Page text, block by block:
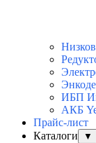
ИБП
АКБ
Прайс-лист
Каталоги
▼